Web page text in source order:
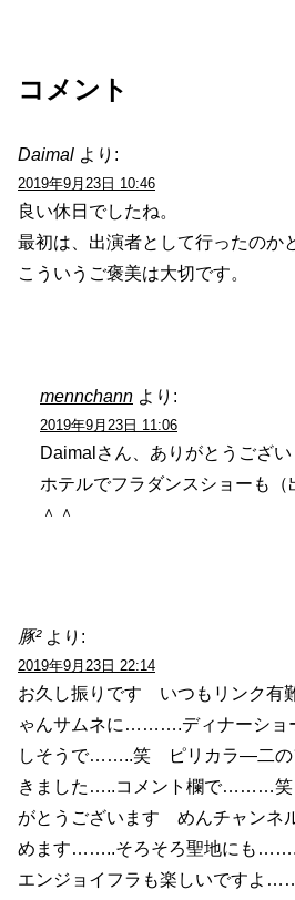
コメント
Daimal より:
2019年9月23日 10:46
良い休日でしたね。
最初は、出演者として行ったのか
こういうご褒美は大切です。
mennchann より:
2019年9月23日 11:06
Daimalさん、ありがとうござい
ホテルでフラダンスショーも
＾＾
豚² より:
2019年9月23日 22:14
お久し振りです いつもリンク有
ゃんサムネに……….ディナーシ
しそうで……..笑 ピリカラ―二の
きました…..コメント欄で………笑
がとうございます めんチャンネ
めます……..そろそろ聖地にも
エンジョイフラも楽しいですよ